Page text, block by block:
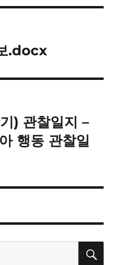
.docx
) 관찰일지 –
행동 관찰일
검